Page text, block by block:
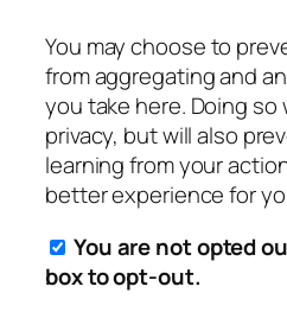
You may choose to
from aggregating and
you take here. Doing
privacy, but will also
learning from your
better experience for
You are not opted
box to opt-out.